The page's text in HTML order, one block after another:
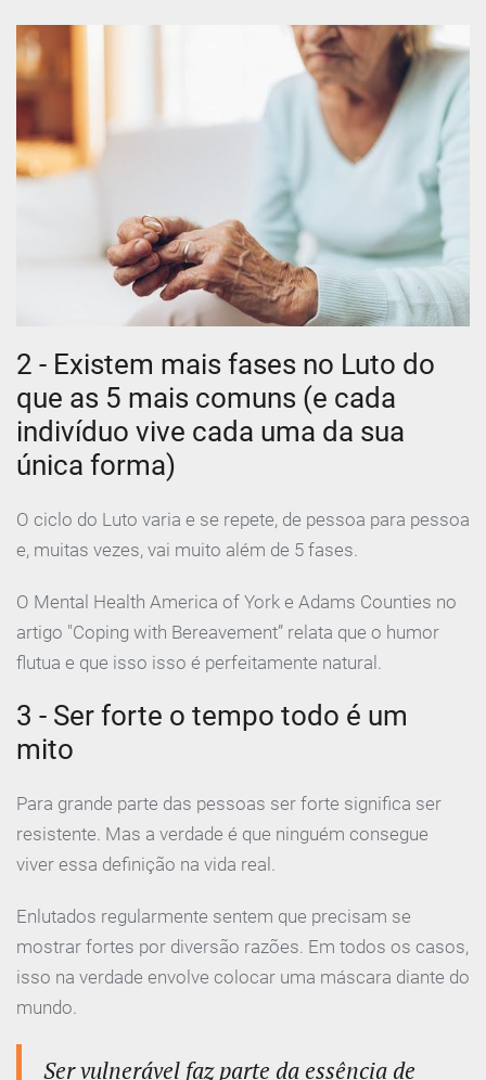
2 - Existem mais fases no Luto do
que as 5 mais comuns (e cada
indivíduo vive cada uma da sua
única forma)
O ciclo do Luto varia e se repete, de pessoa para pessoa
e, muitas vezes, vai muito além de 5 fases.
O Mental Health America of York e Adams Counties no
artigo "Coping with Bereavement” relata que o humor
flutua e que isso isso é perfeitamente natural.
3 - Ser forte o tempo todo é um
mito
Para grande parte das pessoas ser forte significa ser
resistente. Mas a verdade é que ninguém consegue
viver essa definição na vida real.
Enlutados regularmente sentem que precisam se
mostrar fortes por diversão razões. Em todos os casos,
isso na verdade envolve colocar uma máscara diante do
mundo.
Ser vulnerável faz parte da essência de